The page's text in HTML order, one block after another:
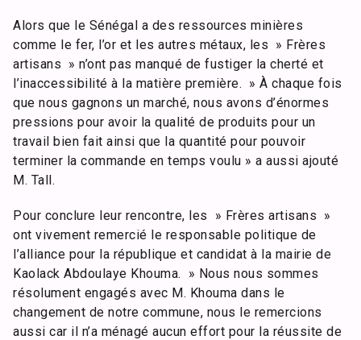
Alors que le Sénégal a des ressources minières
comme le fer, l’or et les autres métaux, les » Frères
artisans » n’ont pas manqué de fustiger la cherté et
l’inaccessibilité à la matière première. » À chaque fois
que nous gagnons un marché, nous avons d’énormes
pressions pour avoir la qualité de produits pour un
travail bien fait ainsi que la quantité pour pouvoir
terminer la commande en temps voulu » a aussi ajouté
M. Tall.
Pour conclure leur rencontre, les » Frères artisans »
ont vivement remercié le responsable politique de
l’alliance pour la république et candidat à la mairie de
Kaolack Abdoulaye Khouma. » Nous nous sommes
résolument engagés avec M. Khouma dans le
changement de notre commune, nous le remercions
aussi car il n’a ménagé aucun effort pour la réussite de